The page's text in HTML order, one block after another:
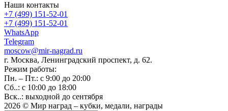
Наши контакты
+7 (499) 151-52-01
+7 (499) 151-52-01
WhatsApp
Telegram
moscow@mir-nagrad.ru
г. Москва, Ленинградский проспект, д. 62.
Режим работы:
Пн. – Пт.: с 9:00 до 20:00
Сб..: с 10:00 до 18:00
Вск..: выходной до сентября
2026 © Мир наград – кубки, медали, награды